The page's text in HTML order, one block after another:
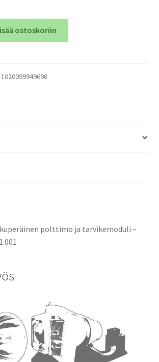
ostoskoriin
1020099949698
polttimo ja tarvikemoduli –